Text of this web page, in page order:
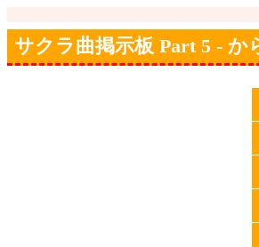
サクラ曲掲示板 Part 5 -